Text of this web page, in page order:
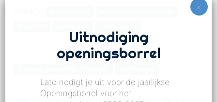
Uitnodiging
openingsborrel
Lato nodigt je uit voor de jaarlijkse
Openingsborrel voor het